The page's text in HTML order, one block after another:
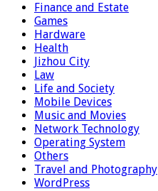
Finance and Estate
Games
Hardware
Health
Jizhou City
Law
Life and Society
Mobile Devices
Music and Movies
Network Technology
Operating System
Others
Travel and Photography
WordPress